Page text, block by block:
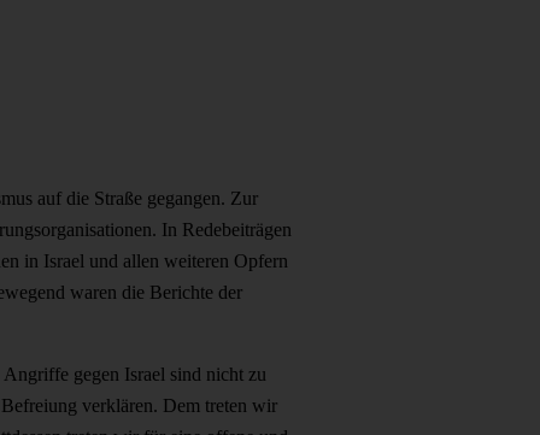
auf die Straße gegangen. Zur
In Redebeiträgen
in Israel und allen weiteren Opfern
waren die Berichte der
gegen Israel sind nicht zu
verklären. Dem treten wir